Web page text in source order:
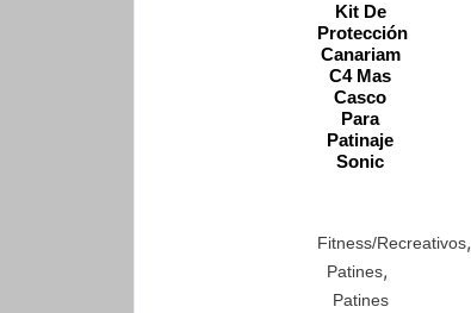
Kit De
Protección
Canariam
C4 Mas
Casco
Para
Patinaje
Sonic
Fitness/Recreativos,
Patines,
Patines